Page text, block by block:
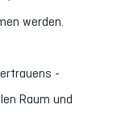
werden.
-
Raum und